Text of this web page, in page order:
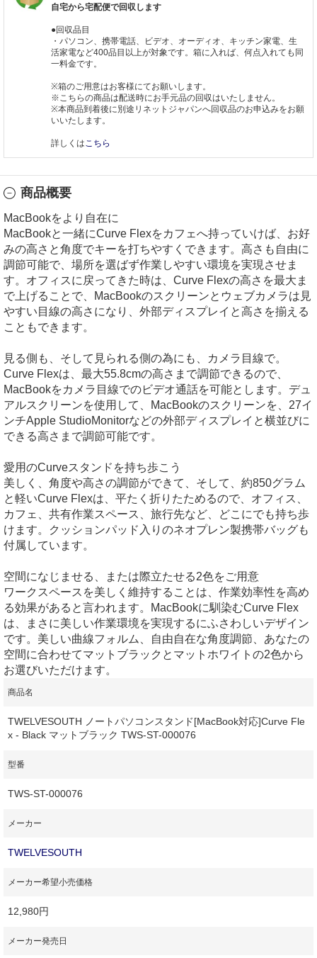
自宅から宅配便で回収します
●回収品目
・パソコン、携帯電話、ビデオ、オーディオ、キッチン家電、生
活家電など400品目以上が対象です。箱に入れば、何点入れても同
一料金です。
※箱のご用意はお客様にてお願いします。
※こちらの商品は配送時にお手元品の回収はいたしません。
※本商品到着後に別途リネットジャパンへ回収品のお申込みをお願
いいたします。
詳しくはこちら
商品概要
MacBookをより自在に
MacBookと一緒にCurve Flexをカフェへ持っていけば、お好
みの高さと角度でキーを打ちやすくできます。高さも自由に
調節可能で、場所を選ばず作業しやすい環境を実現させま
す。オフィスに戻ってきた時は、Curve Flexの高さを最大ま
で上げることで、MacBookのスクリーンとウェブカメラは見
やすい目線の高さになり、外部ディスプレイと高さを揃える
こともできます。
見る側も、そして見られる側の為にも、カメラ目線で。
Curve Flexは、最大55.8cmの高さまで調節できるので、
MacBookをカメラ目線でのビデオ通話を可能とします。デュ
アルスクリーンを使用して、MacBookのスクリーンを、27イ
ンチApple StudioMonitorなどの外部ディスプレイと横並びに
できる高さまで調節可能です。
愛用のCurveスタンドを持ち歩こう
美しく、角度や高さの調節ができて、そして、約850グラム
と軽いCurve Flexは、平たく折りたためるので、オフィス、
カフェ、共有作業スペース、旅行先など、どこにでも持ち歩
けます。クッションパッド入りのネオプレン製携帯バッグも
付属しています。
空間になじませる、または際立たせる2色をご用意
ワークスペースを美しく維持することは、作業効率性を高め
る効果があると言われます。MacBookに馴染むCurve Flex
は、まさに美しい作業環境を実現するにふさわしいデザイン
です。美しい曲線フォルム、自由自在な角度調節、あなたの
空間に合わせてマットブラックとマットホワイトの2色から
お選びいただけます。
商品名
TWELVESOUTH ノートパソコンスタンド[MacBook対応]Curve Fle
x - Black マットブラック TWS-ST-000076
型番
TWS-ST-000076
メーカー
TWELVESOUTH
メーカー希望小売価格
12,980円
メーカー発売日